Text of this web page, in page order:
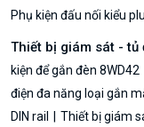
Phụ kiện đấu nối kiểu
Thiết bị giám sát - tủ
kiện để gắn đèn 8WD42
điện đa năng loại gắn
DIN rail
Thiết bị giám